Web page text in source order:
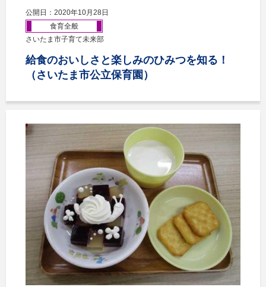
公開日：2020年10月28日
食育全般
さいたま市子育て未来部
給食のおいしさと楽しみのひみつを知る！
（さいたま市公立保育園）